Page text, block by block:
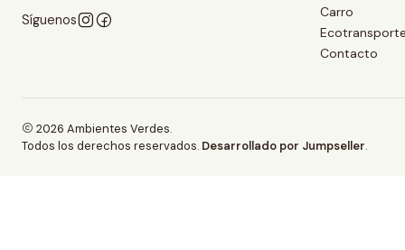
Síguenos
Carro
Contacto
2026 Ambientes Verdes.
Todos los derechos reservados. Desarrollado por Jumpseller.